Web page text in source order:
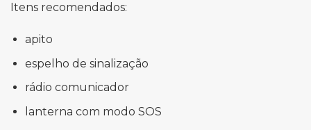
Itens recomendados:
apito
espelho de sinalização
rádio comunicador
lanterna com modo SOS